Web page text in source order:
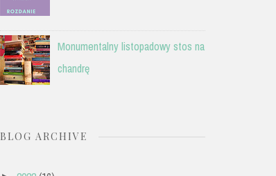
Monumentalny listopadowy stos na
chandrę
BLOG ARCHIVE